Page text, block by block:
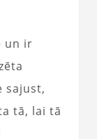
un ir
sajust,
tā, lai tā